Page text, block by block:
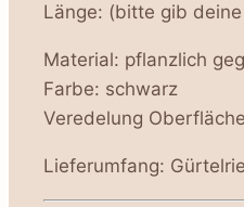
Länge: (bitte gib
Material: pflanzlich
Farbe: schwarz
Veredelung
Lieferumfang: